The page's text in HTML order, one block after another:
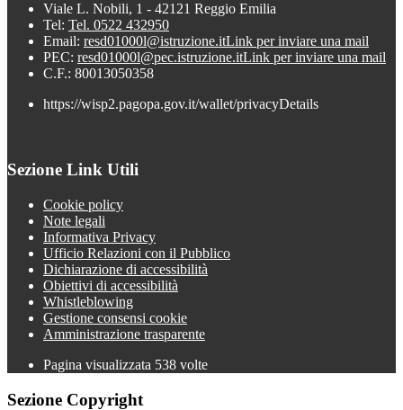
Viale L. Nobili, 1 - 42121 Reggio Emilia
Tel: Tel. 0522 432950
Email: resd01000l@istruzione.itLink per inviare una mail
PEC: resd01000l@pec.istruzione.itLink per inviare una mail
C.F.: 80013050358
https://wisp2.pagopa.gov.it/wallet/privacyDetails
Sezione Link Utili
Cookie policy
Note legali
Informativa Privacy
Ufficio Relazioni con il Pubblico
Dichiarazione di accessibilità
Obiettivi di accessibilità
Whistleblowing
Gestione consensi cookie
Amministrazione trasparente
Pagina visualizzata 538 volte
Sezione Copyright